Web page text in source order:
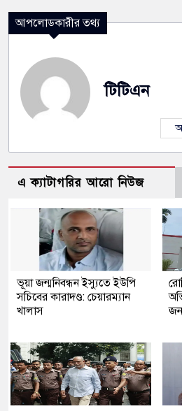
আপলোডকারীর তথ্য
টিটিএন
এ ক্যাটাগরির আরো নিউজ
ভূয়া জন্মনিবন্ধন ইস্যুতে ইউপি
সচিবের কারাদণ্ড: চেয়ারম্যান
খালাস
জন